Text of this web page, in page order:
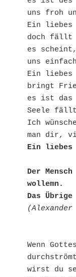
uns froh
Ein liebes
doch fällt
es
uns
Ein liebes
bringt
es ist das
Seele
Ich
man dir,
Ein liebes
Der
wollemn.
Das
(Alexander
Wenn
wirst du